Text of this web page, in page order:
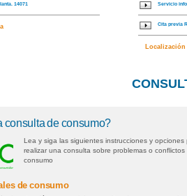
14071 Servicio
Cita previa
Localización
consulta de consumo?
Lea y siga las siguientes instrucciones y opciones
realizar una consulta sobre problemas o conflictos
consumo
de consumo